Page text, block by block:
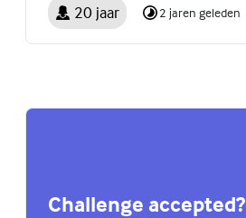
20 jaar 2 jaren geleden
Challenge accepted?